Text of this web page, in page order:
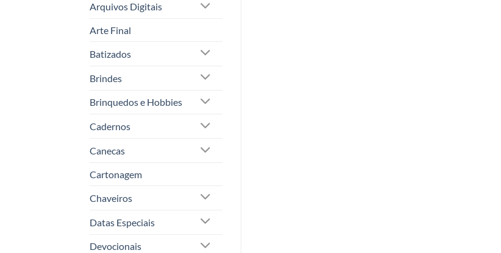
Arquivos Digitais
Arte Final
Batizados
Brindes
Brinquedos e Hobbies
Cadernos
Canecas
Cartonagem
Chaveiros
Datas Especiais
Devocionais